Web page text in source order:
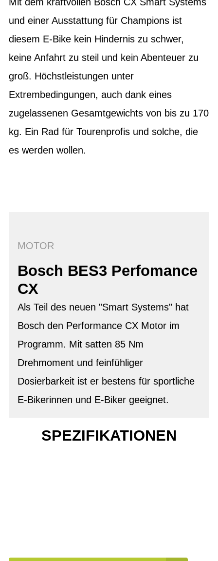
und einer Ausstattung für Champions ist
diesem E-Bike kein Hindernis zu schwer,
keine Anfahrt zu steil und kein Abenteuer zu
groß. Höchstleistungen unter
Extrembedingungen, auch dank eines
zugelassenen Gesamtgewichts von bis zu 170
kg. Ein Rad für Tourenprofis und solche, die
es werden wollen.
MOTOR
Bosch BES3 Perfomance
CX
Als Teil des neuen "Smart Systems" hat
Bosch den Performance CX Motor im
Programm. Mit satten 85 Nm
Drehmoment und feinfühliger
Dosierbarkeit ist er bestens für sportliche
E-Bikerinnen und E-Biker geeignet.
SPEZIFIKATIONEN